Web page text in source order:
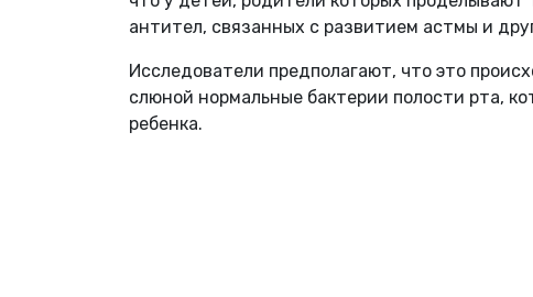
антител, связанных с развитием астмы и
Исследователи предполагают, что это
слюной нормальные бактерии полости рта,
ребенка.